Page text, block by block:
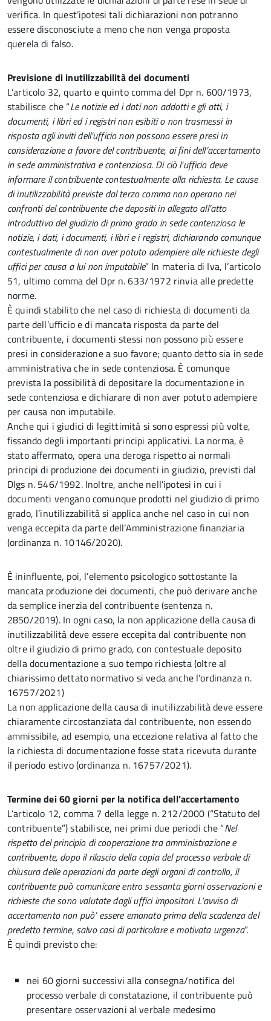
verifica. In quest’ipotesi tali dichiarazioni non potranno
essere disconosciute a meno che non venga proposta
querela di falso.
Previsione di inutilizzabilità dei documenti
L’articolo 32, quarto e quinto comma del Dpr n. 600/1973,
stabilisce che “Le notizie ed i dati non addotti e gli atti, i
documenti, i libri ed i registri non esibiti o non trasmessi in
risposta agli inviti dell’ufficio non possono essere presi in
considerazione a favore del contribuente, ai fini dell’accertamento
in sede amministrativa e contenziosa. Di ciò l’ufficio deve
informare il contribuente contestualmente alla richiesta. Le cause
di inutilizzabilità previste dal terzo comma non operano nei
confronti del contribuente che depositi in allegato all’atto
introduttivo del giudizio di primo grado in sede contenziosa le
notizie, i dati, i documenti, i libri e i registri, dichiarando comunque
contestualmente di non aver potuto adempiere alle richieste degli
uffici per causa a lui non imputabile” In materia di Iva, l’articolo
51, ultimo comma del Dpr n. 633/1972 rinvia alle predette
norme.
È quindi stabilito che nel caso di richiesta di documenti da
parte dell’ufficio e di mancata risposta da parte del
contribuente, i documenti stessi non possono più essere
presi in considerazione a suo favore; quanto detto sia in sede
amministrativa che in sede contenziosa. È comunque
prevista la possibilità di depositare la documentazione in
sede contenziosa e dichiarare di non aver potuto adempiere
per causa non imputabile.
Anche qui i giudici di legittimità si sono espressi più volte,
fissando degli importanti principi applicativi. La norma, è
stato affermato, opera una deroga rispetto ai normali
principi di produzione dei documenti in giudizio, previsti dal
Dlgs n. 546/1992. Inoltre, anche nell’ipotesi in cui i
documenti vengano comunque prodotti nel giudizio di primo
grado, l’inutilizzabilità si applica anche nel caso in cui non
venga eccepita da parte dell’Amministrazione finanziaria
(ordinanza n. 10146/2020).
È ininfluente, poi, l’elemento psicologico sottostante la
mancata produzione dei documenti, che può derivare anche
da semplice inerzia del contribuente (sentenza n.
2850/2019). In ogni caso, la non applicazione della causa di
inutilizzabilità deve essere eccepita dal contribuente non
oltre il giudizio di primo grado, con contestuale deposito
della documentazione a suo tempo richiesta (oltre al
chiarissimo dettato normativo si veda anche l’ordinanza n.
16757/2021)
La non applicazione della causa di inutilizzabilità deve essere
chiaramente circostanziata dal contribuente, non essendo
ammissibile, ad esempio, una eccezione relativa al fatto che
la richiesta di documentazione fosse stata ricevuta durante
il periodo estivo (ordinanza n. 16757/2021).
Termine dei 60 giorni per la notifica dell’accertamento
L’articolo 12, comma 7 della legge n. 212/2000 (“Statuto del
contribuente”) stabilisce, nei primi due periodi che “Nel
rispetto del principio di cooperazione tra amministrazione e
contribuente, dopo il rilascio della copia del processo verbale di
chiusura delle operazioni da parte degli organi di controllo, il
contribuente può comunicare entro sessanta giorni osservazioni e
richieste che sono valutate dagli uffici impositori. L’avviso di
accertamento non può’ essere emanato prima della scadenza del
predetto termine, salvo casi di particolare e motivata urgenza”.
È quindi previsto che:
nei 60 giorni successivi alla consegna/notifica del
processo verbale di constatazione, il contribuente può
presentare osservazioni al verbale medesimo